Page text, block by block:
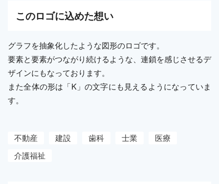
このロゴに込めた想い
グラフを抽象化したような図形のロゴです。
要素と要素がつながり続けるような、連鎖を感じさせるデ
ザインにもなっております。
また全体の形は「K」の文字にも見えるようになっていま
す。
不動産 建設 歯科 士業
医療
介護福祉